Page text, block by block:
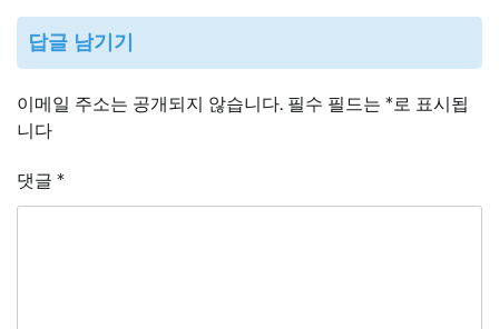
답글 남기기
이메일 주소는 공개되지 않습니다. 필수 필드는 *로 표시됩
니다
댓글 *